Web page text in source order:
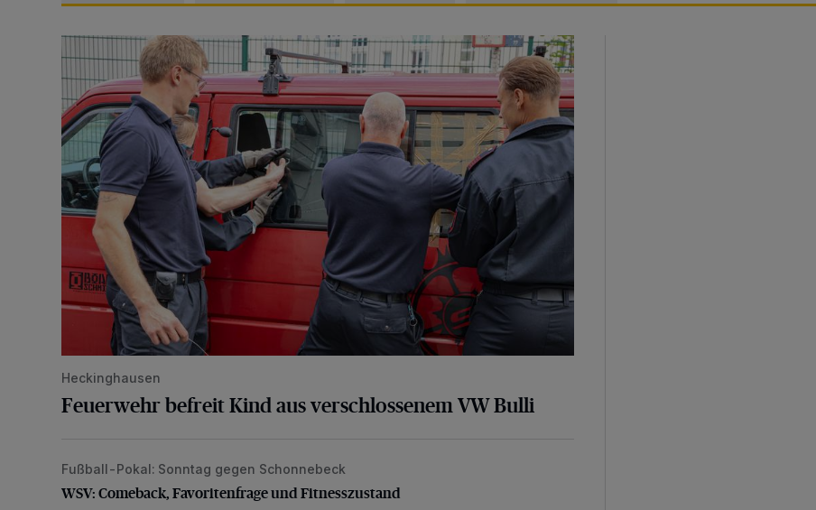
Feuerwehr befreit Kind aus verschlossenem VW Bulli
Heckinghausen
Feuerwehr befreit Kind aus verschlossenem VW Bulli
WSV: Comeback, Favoritenfrage und Fitnesszustand
Fußball-Pokal: Sonntag gegen Schonnebeck
WSV: Comeback, Favoritenfrage und Fitnesszustand